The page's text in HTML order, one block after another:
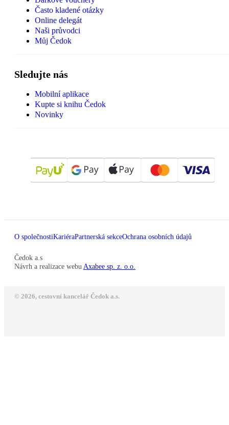
Často kladené otázky
Online delegát
Naši průvodci
Můj Čedok
Sledujte nás
Mobilní aplikace
Kupte si knihu Čedok
Novinky
O společnostiKariéraPartnerská sekceOchrana osobních údajů
Čedok a.s
Návrh a realizace webu Axabee sp. z. o.o.
© 2026, cestovní kancelář Čedok a.s.